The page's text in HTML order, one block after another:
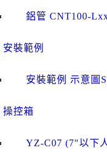
鋁管 CNT100-
▌安裝範例
安裝範例 示意圖
▌操控箱
YZ-C07 (7"以下